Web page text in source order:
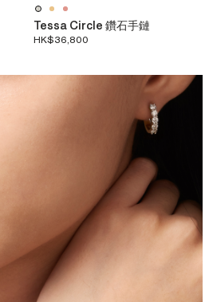
Tessa Circle 鑽石手鏈
HK$36,800